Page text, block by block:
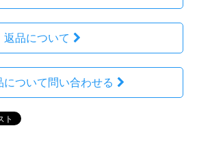
返品について
について問い合わせる